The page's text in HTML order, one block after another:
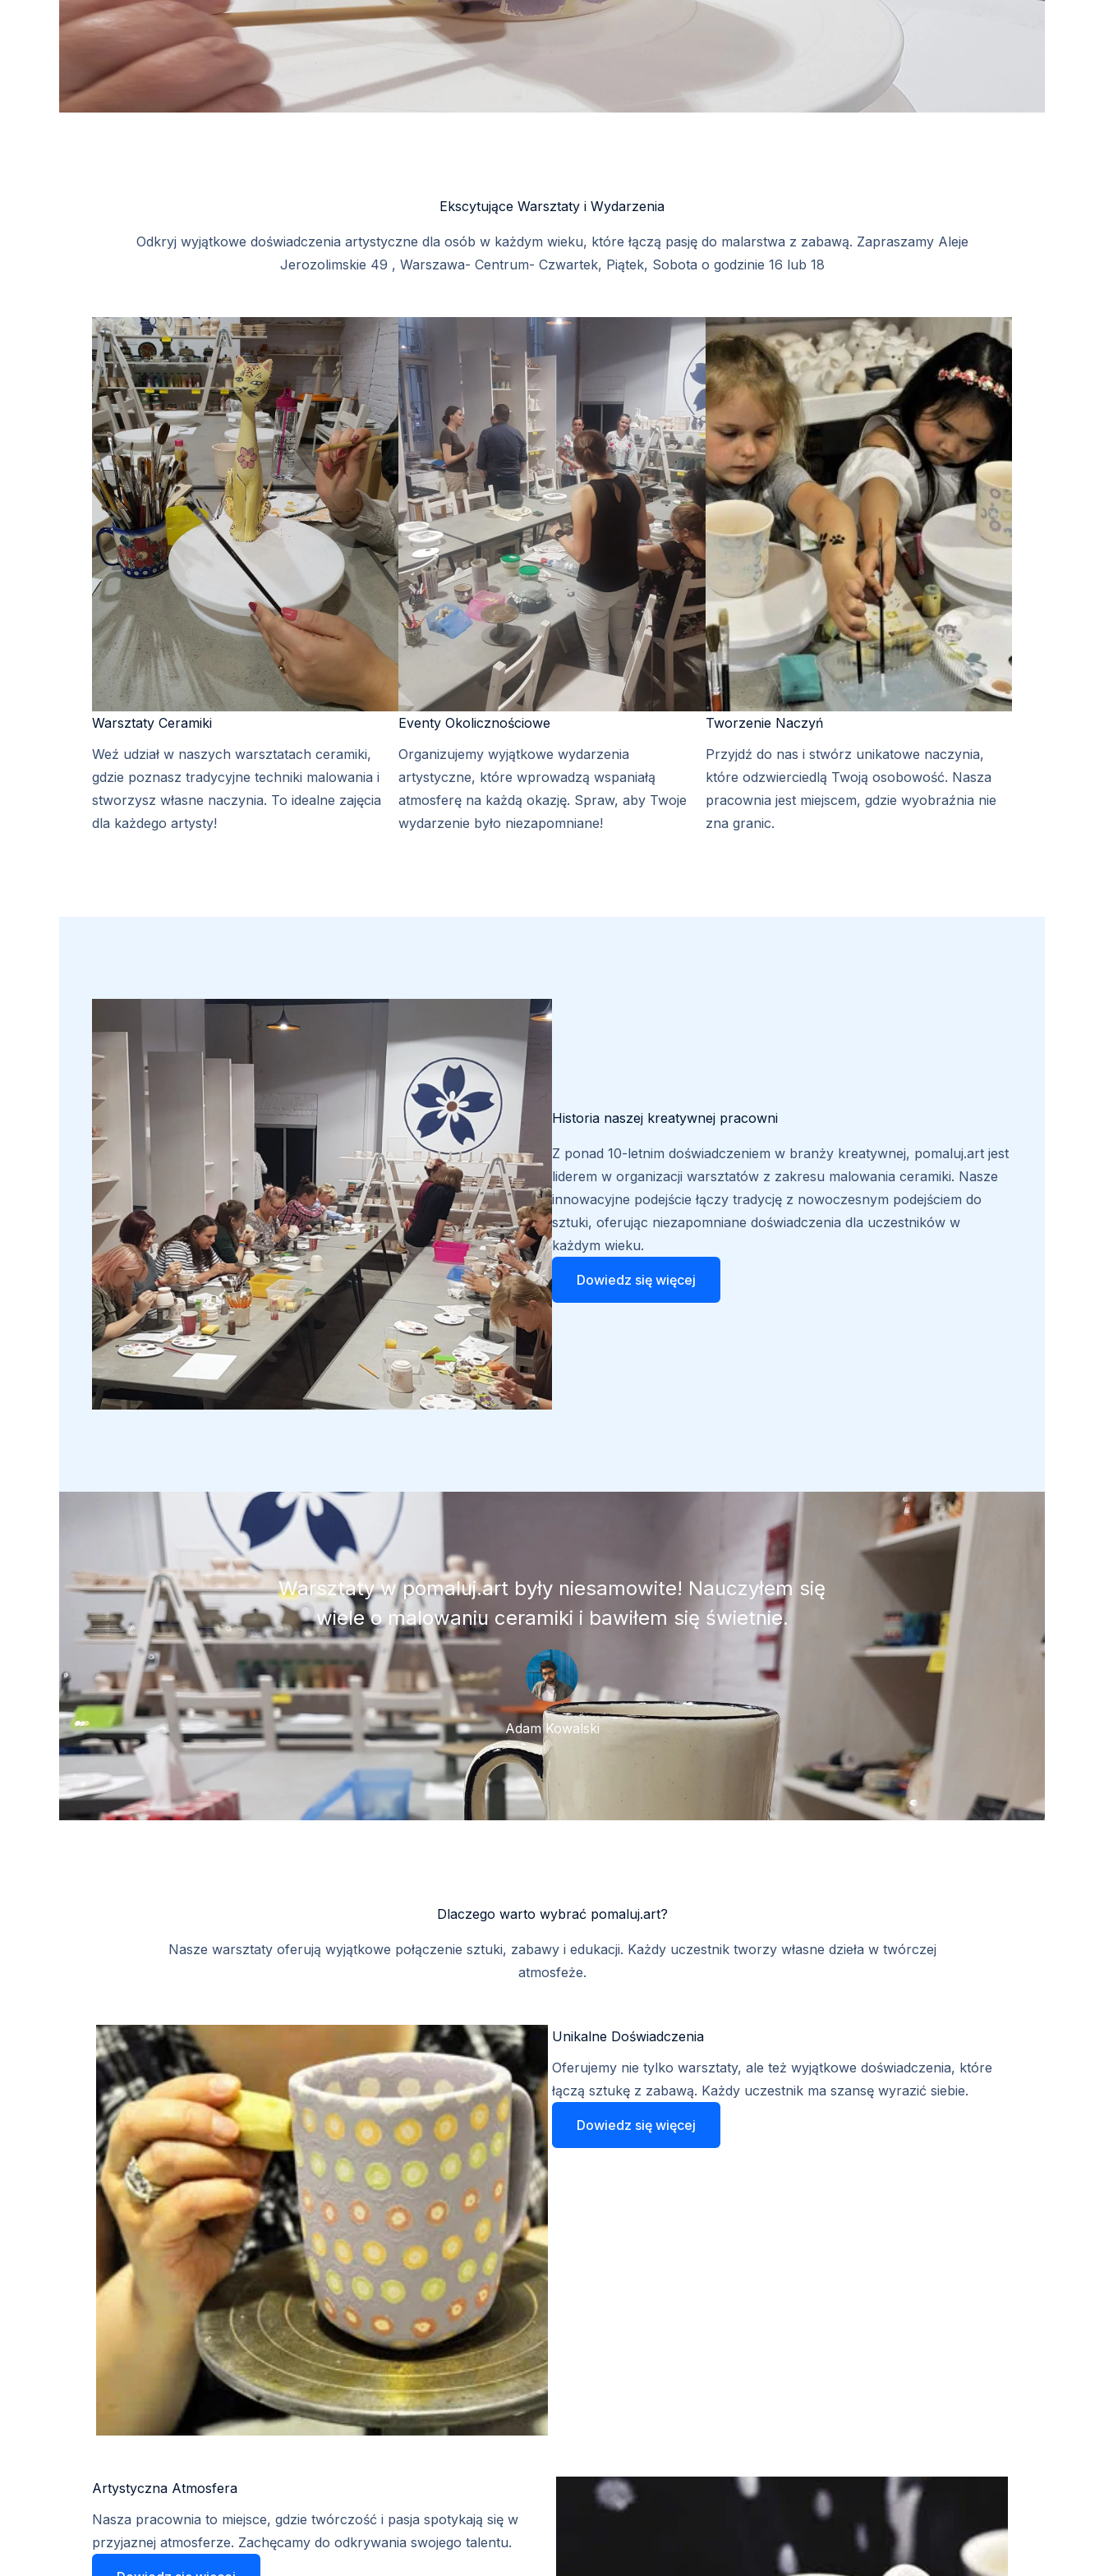
Ekscytujące Warsztaty i Wydarzenia
Odkryj wyjątkowe doświadczenia artystyczne dla osób w każdym wieku, które łączą pasję do malarstwa z zabawą. Zapraszamy Aleje
Jerozolimskie 49 , Warszawa- Centrum- Czwartek, Piątek, Sobota o godzinie 16 lub 18
Warsztaty Ceramiki​​
Weź udział w naszych warsztatach ceramiki,
gdzie poznasz tradycyjne techniki malowania i
stworzysz własne naczynia. To idealne zajęcia
dla każdego artysty!
Eventy Okolicznościowe​​
Organizujemy wyjątkowe wydarzenia
artystyczne, które wprowadzą wspaniałą
atmosferę na każdą okazję. Spraw, aby Twoje
wydarzenie było niezapomniane!
Tworzenie Naczyń​​
Przyjdź do nas i stwórz unikatowe naczynia,
które odzwierciedlą Twoją osobowość. Nasza
pracownia jest miejscem, gdzie wyobraźnia nie
zna granic.
Historia naszej kreatywnej pracowni
Z ponad 10-letnim doświadczeniem w branży kreatywnej, pomaluj.art jest
liderem w organizacji warsztatów z zakresu malowania ceramiki. Nasze
innowacyjne podejście łączy tradycję z nowoczesnym podejściem do
sztuki, oferując niezapomniane doświadczenia dla uczestników w
każdym wieku.
Dowiedz się więcej
Warsztaty w pomaluj.art były niesamowite! Nauczyłem się
wiele o malowaniu ceramiki i bawiłem się świetnie.
Adam Kowalski
Dlaczego warto wybrać pomaluj.art?
Nasze warsztaty oferują wyjątkowe połączenie sztuki, zabawy i edukacji. Każdy uczestnik tworzy własne dzieła w twórczej
atmosfeże.
Unikalne Doświadczenia​
Oferujemy nie tylko warsztaty, ale też wyjątkowe doświadczenia, które
łączą sztukę z zabawą. Każdy uczestnik ma szansę wyrazić siebie.
Dowiedz się więcej
Artystyczna Atmosfera​
Nasza pracownia to miejsce, gdzie twórczość i pasja spotykają się w
przyjaznej atmosferze. Zachęcamy do odkrywania swojego talentu.